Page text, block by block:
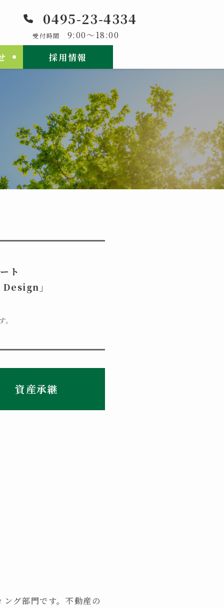
採用情報
0495-23-4334
受付時間 9:00～18:00
ト
Design」
資産承継
グ部門です。不動産の